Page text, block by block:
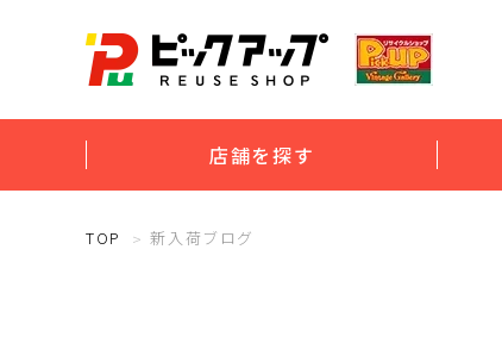
店舗を探す
TOP 新入荷ブログ